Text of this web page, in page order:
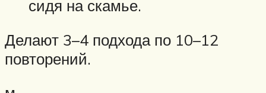
сидя на скамье.
Делают 3–4 подхода по 10–12
повторений.